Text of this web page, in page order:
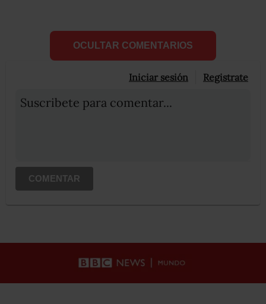
OCULTAR COMENTARIOS
Iniciar sesión Registrate
Suscribete para comentar...
COMENTAR